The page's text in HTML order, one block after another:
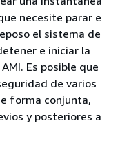
necesite parar e
el sistema de
e iniciar la
Es posible que
de varios
forma conjunta,
y posteriores a